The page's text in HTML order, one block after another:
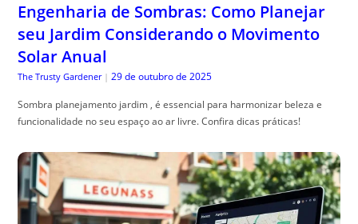
Engenharia de Sombras: Como Planejar
seu Jardim Considerando o Movimento
Solar Anual
The Trusty Gardener | 29 de outubro de 2025
Sombra planejamento jardim , é essencial para harmonizar beleza e
funcionalidade no seu espaço ao ar livre. Confira dicas práticas!